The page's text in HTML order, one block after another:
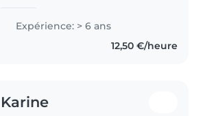
bébés aux écoliers. Diplômée
d'un Bac pro SAPAT, je suis
Expérience: > 6 ans
12,50 €/heure
Karine